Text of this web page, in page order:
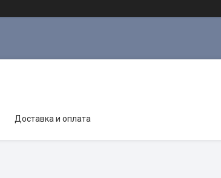
Доставка и оплата